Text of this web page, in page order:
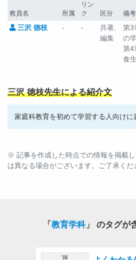
教員名 所属
リン
ク
区分 備考
三沢 徳枝 - -
共著,
編集
第3
の
第
食
三沢 徳枝先生による紹介文
家庭科教育を初めて学習する人向けに
※ 記事を作成した時点での情報を掲載
は異なる場合がございます。ご了承くだ
「 教育学科」 のタグが